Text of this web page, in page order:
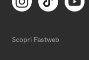
Scopri Fastweb